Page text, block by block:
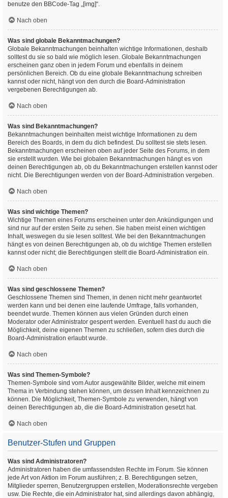
benutze den BBCode-Tag „[img]“.
Nach oben
Was sind globale Bekanntmachungen?
Globale Bekanntmachungen beinhalten wichtige Informationen, deshalb
solltest du sie so bald wie möglich lesen. Globale Bekanntmachungen
erscheinen ganz oben in jedem Forum und ebenfalls in deinem
persönlichen Bereich. Ob du eine globale Bekanntmachung schreiben
kannst oder nicht, hängt von den durch die Board-Administration
vergebenen Berechtigungen ab.
Nach oben
Was sind Bekanntmachungen?
Bekanntmachungen beinhalten meist wichtige Informationen zu dem
Bereich des Boards, in dem du dich befindest. Du solltest sie stets lesen.
Bekanntmachungen erscheinen oben auf jeder Seite des Forums, in dem
sie erstellt wurden. Wie bei globalen Bekanntmachungen hängt es von
deinen Berechtigungen ab, ob du Bekanntmachungen erstellen kannst oder
nicht. Die Berechtigungen werden von der Board-Administration vergeben.
Nach oben
Was sind wichtige Themen?
Wichtige Themen eines Forums erscheinen unter den Ankündigungen und
sind nur auf der ersten Seite zu sehen. Sie haben meist einen wichtigen
Inhalt, weswegen du sie lesen solltest. Wie bei den Bekanntmachungen
hängt es von deinen Berechtigungen ab, ob du wichtige Themen erstellen
kannst oder nicht; die Berechtigungen stellt die Board-Administration ein.
Nach oben
Was sind geschlossene Themen?
Geschlossene Themen sind Themen, in denen nicht mehr geantwortet
werden kann und bei denen eine laufende Umfrage, falls vorhanden,
beendet wurde. Themen können aus vielen Gründen durch einen
Moderator oder Administrator gesperrt werden. Eventuell hast du auch die
Möglichkeit, deine eigenen Themen zu schließen, sofern dies durch die
Board-Administration erlaubt wurde.
Nach oben
Was sind Themen-Symbole?
Themen-Symbole sind vom Autor ausgewählte Bilder, welche mit einem
Thema in Verbindung stehen können, um dessen Inhalt kennzeichnen zu
können. Die Möglichkeit, Themen-Symbole zu verwenden, hängt von
deinen Berechtigungen ab, die die Board-Administration gesetzt hat.
Nach oben
Benutzer-Stufen und Gruppen
Was sind Administratoren?
Administratoren haben die umfassendsten Rechte im Forum. Sie können
jede Art von Aktion im Forum ausführen; z. B. Berechtigungen setzen,
Mitglieder sperren, Benutzergruppen erstellen, Moderationsrechte vergeben
usw. Die Rechte, die ein Administrator hat, sind allerdings davon abhängig,